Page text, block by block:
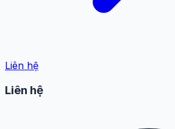
Liên hệ
Liên hệ